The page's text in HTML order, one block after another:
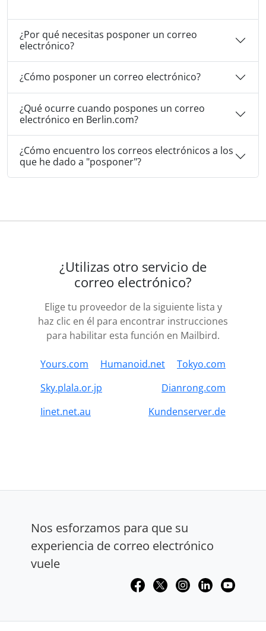
¿Por qué necesitas posponer un correo
electrónico?
¿Cómo posponer un correo electrónico?
¿Qué ocurre cuando pospones un correo
electrónico en Berlin.com?
¿Cómo encuentro los correos electrónicos a los
que he dado a "posponer"?
¿Utilizas otro servicio de
correo electrónico?
Elige tu proveedor de la siguiente lista y
haz clic en él para encontrar instrucciones
para habilitar esta función en Mailbird.
Yours.com Humanoid.net
Tokyo.com
Sky.plala.or.jp
Dianrong.com
Iinet.net.au
Kundenserver.de
Nos esforzamos para que su
experiencia de correo electrónico
vuele